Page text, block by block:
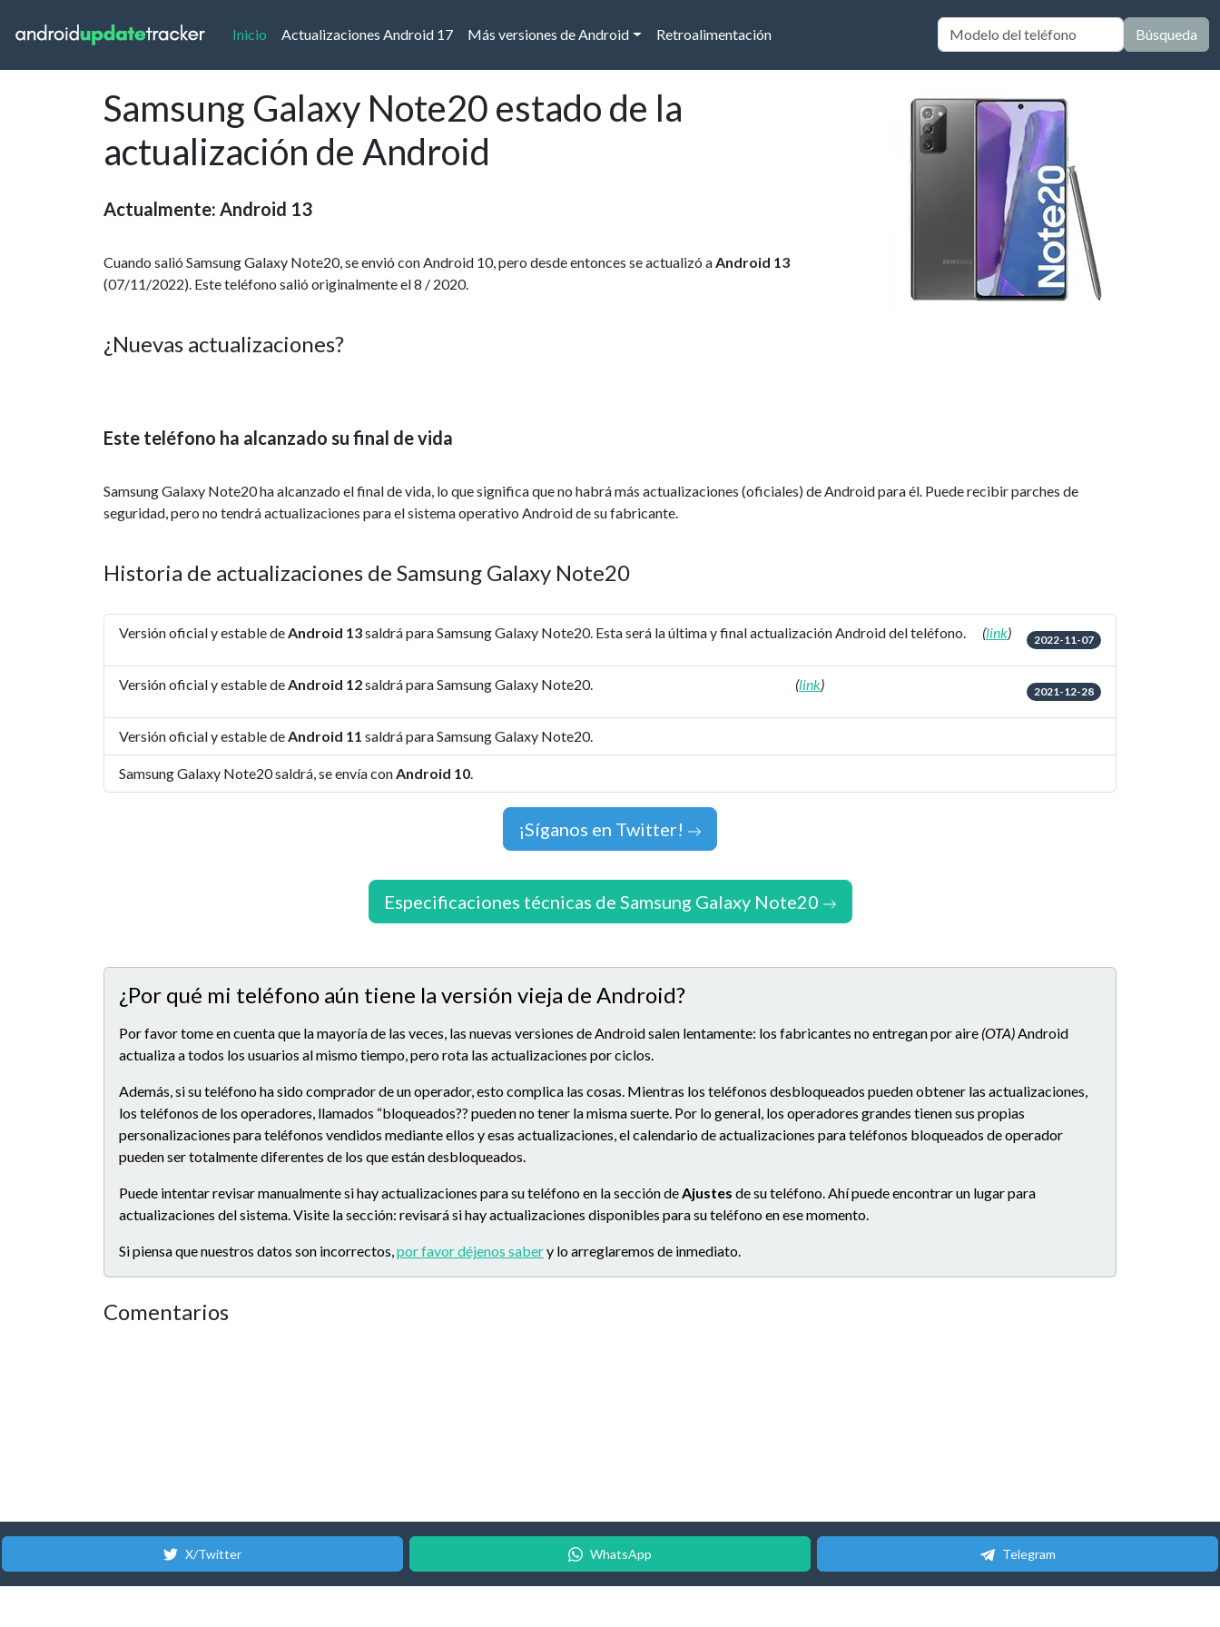
Inicio (current)
Actualizaciones Android 17 Más versiones de Android Retroalimentación Búsqueda
Samsung Galaxy Note20 estado de la
actualización de Android
Actualmente: Android 13
Cuando salió Samsung Galaxy Note20, se envió con Android 10, pero desde entonces se actualizó aAndroid 13
(07/11/2022). Este teléfono salió originalmente el 8 / 2020.
¿Nuevas actualizaciones?
Este teléfono ha alcanzado su final de vida
Samsung Galaxy Note20 ha alcanzado el final de vida, lo que significa que no habrá más actualizaciones (oficiales) de Android para él. Puede recibir parches de
seguridad, pero no tendrá actualizaciones para el sistema operativo Android de su fabricante.
Historia de actualizaciones de Samsung Galaxy Note20
Versión oficial y estable deAndroid 13saldrá para Samsung Galaxy Note20. Esta será la última y final actualización Android del teléfono. (link) 2022-11-07
Versión oficial y estable deAndroid 12saldrá para Samsung Galaxy Note20. (link) 2021-12-28
Versión oficial y estable deAndroid 11 saldrá para Samsung Galaxy Note20.
Samsung Galaxy Note20 saldrá, se envía conAndroid 10.
¡Síganos en Twitter!
Especificaciones técnicas de Samsung Galaxy Note20
¿Por qué mi teléfono aún tiene la versión vieja de Android?
Por favor tome en cuenta que la mayoría de las veces, las nuevas versiones de Android salen lentamente: los fabricantes no entregan por aire (OTA)Android
actualiza a todos los usuarios al mismo tiempo, pero rota las actualizaciones por ciclos.
Además, si su teléfono ha sido comprador de un operador, esto complica las cosas. Mientras los teléfonos desbloqueados pueden obtener las actualizaciones,
los teléfonos de los operadores, llamados “bloqueados?? pueden no tener la misma suerte. Por lo general, los operadores grandes tienen sus propias
personalizaciones para teléfonos vendidos mediante ellos y esas actualizaciones, el calendario de actualizaciones para teléfonos bloqueados de operador
pueden ser totalmente diferentes de los que están desbloqueados.
Puede intentar revisar manualmente si hay actualizaciones para su teléfono en la sección deAjustes de su teléfono. Ahí puede encontrar un lugar para
actualizaciones del sistema. Visite la sección: revisará si hay actualizaciones disponibles para su teléfono en ese momento.
Si piensa que nuestros datos son incorrectos,por favor déjenos sabery lo arreglaremos de inmediato.
Comentarios
X/Twitter WhatsApp Telegram